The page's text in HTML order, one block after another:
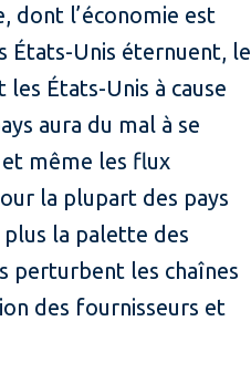
dont l’économie est
États-Unis éternuent, le
États-Unis à cause
aura du mal à se
même les flux
la plupart des pays
plus la palette des
perturbent les chaînes
des fournisseurs et